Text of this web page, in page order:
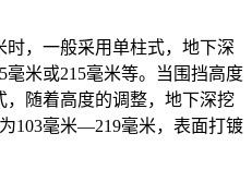
，一般采用单柱式，地下深
米或215毫米等。当围挡高度
，随着高度的调整，地下深挖
103毫米—219毫米，表面打镀